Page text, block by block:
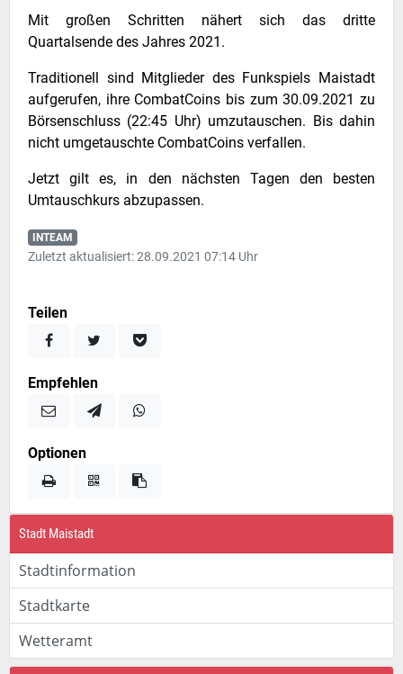
Mit großen Schritten nähert sich das dritte
Quartalsende des Jahres 2021.
Traditionell sind Mitglieder des Funkspiels Maistadt
aufgerufen, ihre CombatCoins bis zum 30.09.2021 zu
Börsenschluss (22:45 Uhr) umzutauschen. Bis dahin
nicht umgetauschte CombatCoins verfallen.
Jetzt gilt es, in den nächsten Tagen den besten
Umtauschkurs abzupassen.
INTEAM
Zuletzt aktualisiert: 28.09.2021 07:14 Uhr
Teilen
Empfehlen
Optionen
Stadt Maistadt
Stadtinformation
Stadtkarte
Wetteramt